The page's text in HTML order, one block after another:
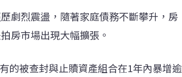
劇烈震盪，隨著家庭債務不斷攀升，房
房市場出現大幅擴張。
的被查封與止贖資產組合在1年內暴增逾